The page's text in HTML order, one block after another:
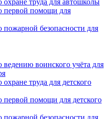
труда для автошколы
первой помощи для
безопасности для
воинского учёта для
труда для детского
помощи для детского
безопасности для